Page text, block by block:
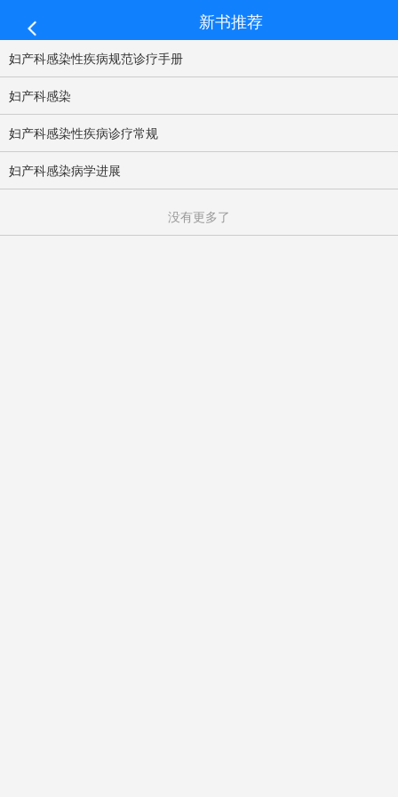
新书推荐
妇产科感染性疾病规范诊疗手册
妇产科感染
妇产科感染性疾病诊疗常规
妇产科感染病学进展
没有更多了